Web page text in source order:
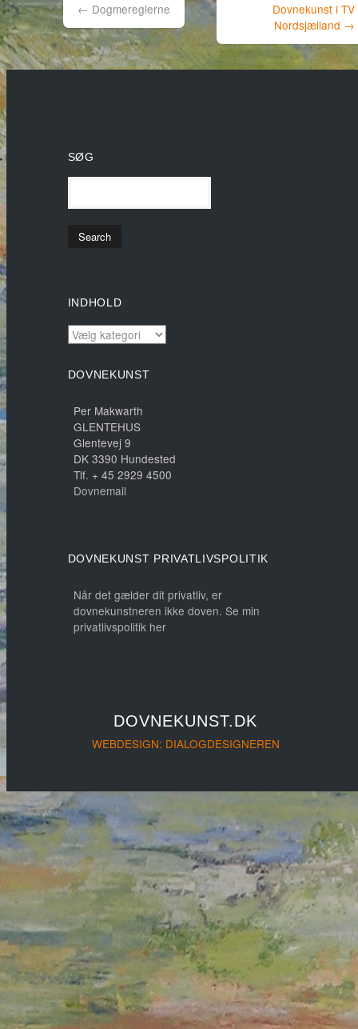
← Dogmereglerne
Dovnekunst i TV
Nordsjælland →
SØG
INDHOLD
INDHOLD
DOVNEKUNST
Per Makwarth
GLENTEHUS
Glentevej 9
DK 3390 Hundested
Tlf. + 45 2929 4500
Dovnemail
DOVNEKUNST PRIVATLIVSPOLITIK
Når det gælder dit privatliv, er
dovnekunstneren ikke doven. Se min
privatlivspolitik her
DOVNEKUNST.DK
WEBDESIGN: DIALOGDESIGNEREN